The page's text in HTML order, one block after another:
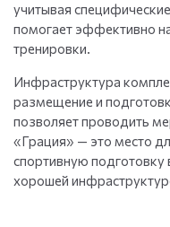
учитывая
помогает эффективно
тренировки.
Инфраструктура
размещение и
позволяет проводить
«Грация» — это место
спортивную
хорошей